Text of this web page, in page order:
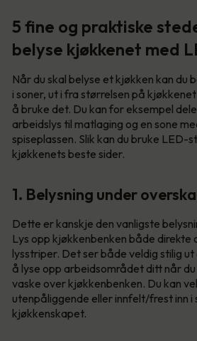
5 fine og praktiske
belyse kjøkkenet med
Når du skal belyse et kjøkken kan du
i soner, ut i fra størrelsen på
å bruke det. Du kan for eksempel
arbeidslys til matlaging og en sone
spiseplassen. Slik kan du bruke
kjøkkenets beste sider.
1. Belysning under
Dette er kanskje den vanligste
Lys opp kjøkkenbenken både direkte
lysstriper. Det ser både veldig stilig
å lyse opp arbeidsområdet ditt når
vaske over kjøkkenbenken. Du kan
utenpåliggende eller innfelt/frest inn i
kjøkkenskapet.